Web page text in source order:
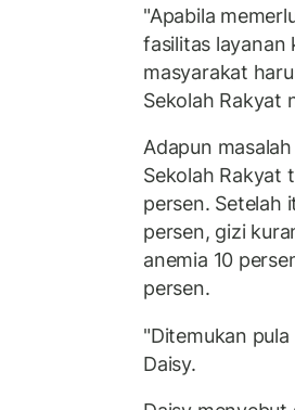
"Apabila
fasilitas layanan
masyarakat
Sekolah Rakyat
Adapun
Sekolah Rakyat
persen. Setelah
persen, gizi
anemia 10
persen.
"Ditemukan
Daisy.